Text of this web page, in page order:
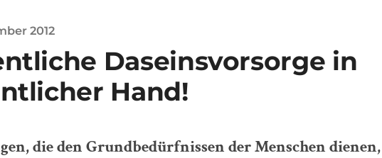
2012
Daseinsvorsorge in
Hand!
die den Grundbedürfnissen der Menschen dienen,